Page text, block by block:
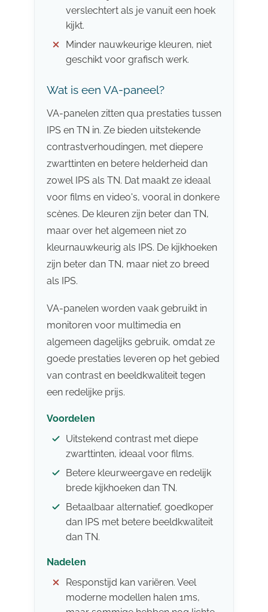
verslechtert als je vanuit een hoek
kijkt.
Minder nauwkeurige kleuren, niet
geschikt voor grafisch werk.
Wat is een VA-paneel?
VA-panelen zitten qua prestaties tussen
IPS en TN in. Ze bieden uitstekende
contrastverhoudingen, met diepere
zwarttinten en betere helderheid dan
zowel IPS als TN. Dat maakt ze ideaal
voor films en video's, vooral in donkere
scènes. De kleuren zijn beter dan TN,
maar over het algemeen niet zo
kleurnauwkeurig als IPS. De kijkhoeken
zijn beter dan TN, maar niet zo breed
als IPS.
VA-panelen worden vaak gebruikt in
monitoren voor multimedia en
algemeen dagelijks gebruik, omdat ze
goede prestaties leveren op het gebied
van contrast en beeldkwaliteit tegen
een redelijke prijs.
Voordelen
Uitstekend contrast met diepe
zwarttinten, ideaal voor films.
Betere kleurweergave en redelijk
brede kijkhoeken dan TN.
Betaalbaar alternatief, goedkoper
dan IPS met betere beeldkwaliteit
dan TN.
Nadelen
Responstijd kan variëren. Veel
moderne modellen halen 1ms,